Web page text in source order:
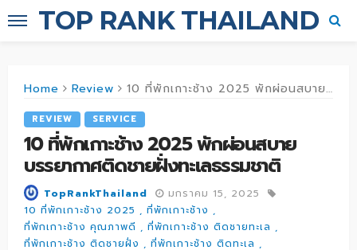
TOP RANK THAILAND
Home Review 10 ที่พักเกาะช้าง 2025 พักผ่อนสบาย บรรยากาศติดชายฝั่งทะเลธรรมชาติ
REVIEW SERVICE
10 ที่พักเกาะช้าง 2025 พักผ่อนสบาย
บรรยากาศติดชายฝั่งทะเลธรรมชาติ
TopRankThailand
มกราคม 15, 2025
10 ที่พักเกาะช้าง 2025
ที่พักเกาะช้าง
ที่พักเกาะช้าง คุณภาพดี
ที่พักเกาะช้าง ติดชายทะเล
ที่พักเกาะช้าง ติดชายฝั่ง
ที่พักเกาะช้าง ติดทะเล